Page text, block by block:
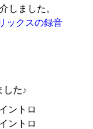
しました。
ックスの録音
した♪
ントロ
ントロ